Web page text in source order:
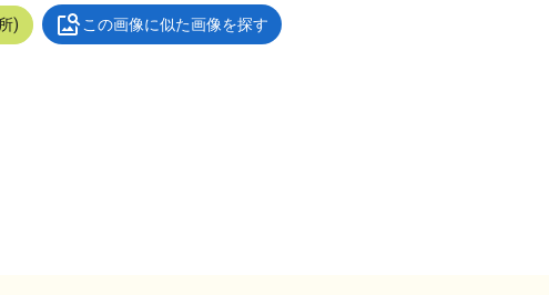
) この画像に似た画像を探す